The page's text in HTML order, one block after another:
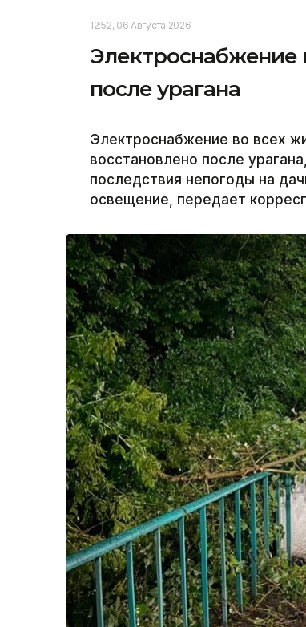
12:52, 06 Августа 2026
Электроснабжение
после урагана
Электроснабжение во всех
восстановлено после
последствия непогоды на
освещение, передает